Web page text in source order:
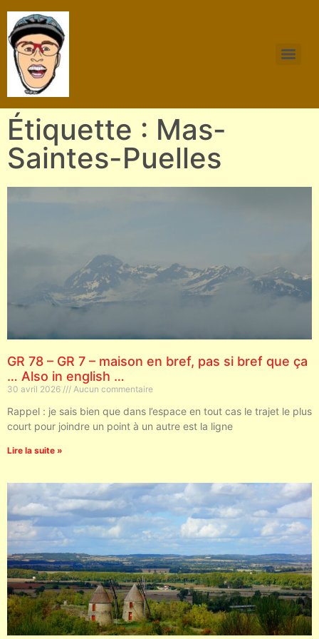
Étiquette : Mas-
Saintes-Puelles
GR 78 – GR 7 – maison en bref, pas si bref que ça
… Also in english …
30 avril 2026 Aucun commentaire
Rappel : je sais bien que dans l’espace en tout cas le trajet le plus
court pour joindre un point à un autre est la ligne
Lire la suite »